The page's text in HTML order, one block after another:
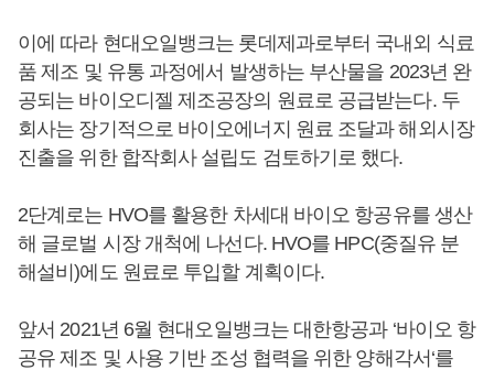
이에 따라 현대오일뱅크는 롯데제과로부터 국내외 식료
품 제조 및 유통 과정에서 발생하는 부산물을 2023년 완
공되는 바이오디젤 제조공장의 원료로 공급받는다. 두
회사는 장기적으로 바이오에너지 원료 조달과 해외시장
진출을 위한 합작회사 설립도 검토하기로 했다.
2단계로는 HVO를 활용한 차세대 바이오 항공유를 생산
해 글로벌 시장 개척에 나선다. HVO를 HPC(중질유 분
해설비)에도 원료로 투입할 계획이다.
앞서 2021년 6월 현대오일뱅크는 대한항공과 ‘바이오 항
공유 제조 및 사용 기반 조성 협력을 위한 양해각서‘를